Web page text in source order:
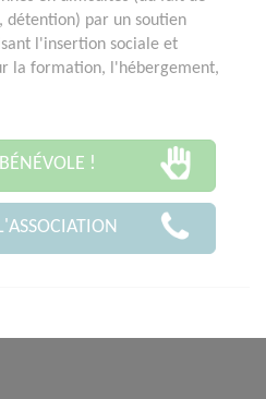
détention) par un soutien
l'insertion sociale et
la formation, l'hébergement,
!